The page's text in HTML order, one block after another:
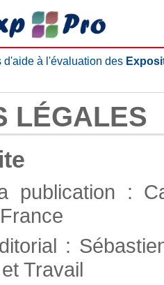
d'aide à l'évaluation des
LÉGALES
publication :
:
Travail